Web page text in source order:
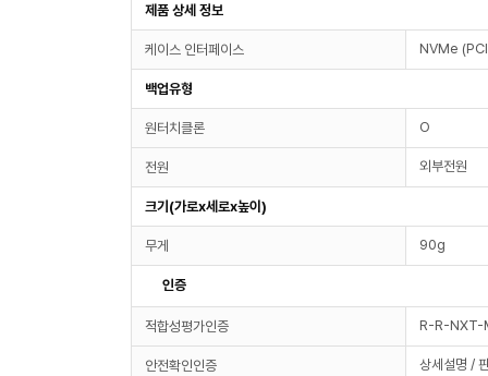
제품 상세 정보
케이스 인터페이스 NVMe
백업유형
원터치클론 O
전원 외부전원
크기(가로x세로x높이)
무게 90g
인증
적합성평가인증 R-R-
안전확인인증 상세설명 /